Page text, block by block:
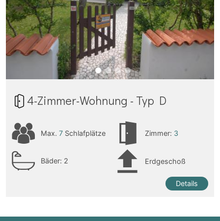
4-Zimmer-Wohnung - Typ D
Max. 7Schlafplätze Zimmer: 3
Bäder: 2 Erdgeschoß
Details